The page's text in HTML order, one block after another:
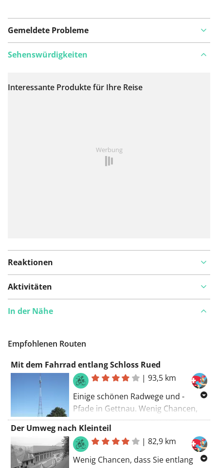
Gemeldete Probleme
Auf Karte anzeigen
Sehenswürdigkeiten
Interessante Produkte für Ihre Reise
Werbung
Reaktionen
Aktivitäten
In der Nähe
Empfohlenen Routen
Mit dem Fahrrad entlang Schloss Rued
|93,5 km
Einige schönen Radwege und -
Pfade in Gettnau. Wenig Chancen,
dass Sie entlang dieser Route viel
Autos sehen. Während dieser Route
werden Ihnen Steilhänge
aufgetischt. Es gibt nicht
Der Umweg nach Kleinteil
|82,9 km
Wenig Chancen, dass Sie entlang